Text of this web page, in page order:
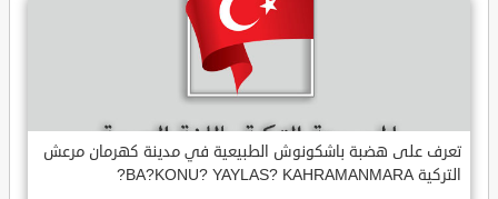
تعرف على هضبة باشكونوش الطبيعية في مدينة كهرمان مرعش
التركية BA?KONU? YAYLAS? KAHRAMANMARA?